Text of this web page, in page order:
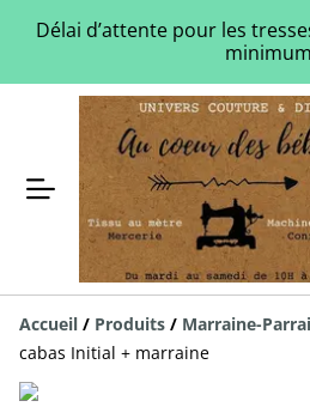
Délai d’attente pour les
minimum
Accueil / Produits / Marraine-
cabas Initial + marraine